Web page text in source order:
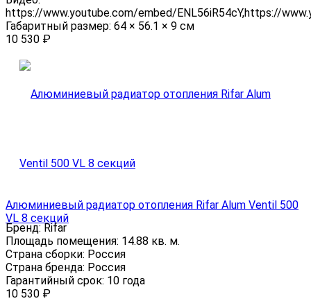
https://www.youtube.com/embed/ENL56iR54cY,https://
Габаритный размер: 64 × 56.1 × 9 см
10 530 ₽
Алюминиевый радиатор отопления Rifar Alum Ventil 500
VL 8 секций
Бренд:Rifar
Площадь помещения: 14.88 кв. м.
Страна сборки: Россия
Страна бренда: Россия
Гарантийный срок: 10 года
10 530 ₽